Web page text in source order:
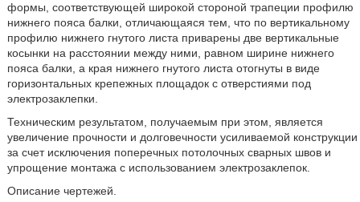
формы, соответствующей широкой стороной трапеции профилю
нижнего пояса балки, отличающаяся тем, что по вертикальному
профилю нижнего гнутого листа приварены две вертикальные
косынки на расстоянии между ними, равном ширине нижнего
пояса балки, а края нижнего гнутого листа отогнуты в виде
горизонтальных крепежных площадок с отверстиями под
электрозаклепки.
Техническим результатом, получаемым при этом, является
увеличение прочности и долговечности усиливаемой конструкции
за счет исключения поперечных потолочных сварных швов и
упрощение монтажа с использованием электрозаклепок.
Описание чертежей.